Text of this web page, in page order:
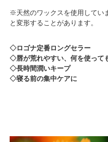
※天然のワックスを使用してい
と変形することがあります。
◇ロゴナ定番ロングセラー
◇唇が荒れやすい、何を使って
◇長時間潤いキープ
◇寝る前の集中ケアに